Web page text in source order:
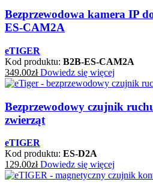
Bezprzewodowa kamera IP
ES-CAM2A
eTIGER
Kod produktu: B2B-ES-CAM2A
349.00zł Dowiedz się więcej
Bezprzewodowy czujnik
zwierząt
eTIGER
Kod produktu: ES-D2A
129.00zł Dowiedz się więcej